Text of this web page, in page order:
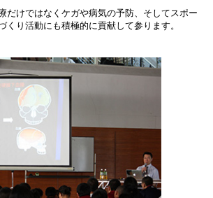
だけではなくケガや病気の予防、そしてスポー
くり活動にも積極的に貢献して参ります。